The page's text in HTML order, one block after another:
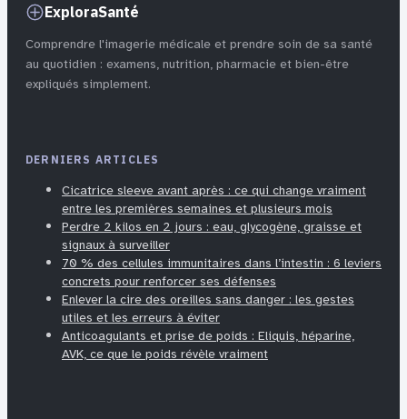
ExploraSanté
Comprendre l'imagerie médicale et prendre soin de sa santé
au quotidien : examens, nutrition, pharmacie et bien-être
expliqués simplement.
DERNIERS ARTICLES
Cicatrice sleeve avant après : ce qui change vraiment
entre les premières semaines et plusieurs mois
Perdre 2 kilos en 2 jours : eau, glycogène, graisse et
signaux à surveiller
70 % des cellules immunitaires dans l’intestin : 6 leviers
concrets pour renforcer ses défenses
Enlever la cire des oreilles sans danger : les gestes
utiles et les erreurs à éviter
Anticoagulants et prise de poids : Eliquis, héparine,
AVK, ce que le poids révèle vraiment